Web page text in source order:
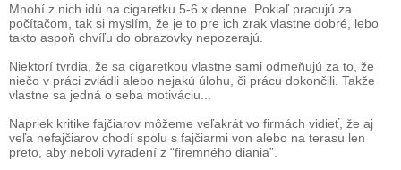
Mnohí z nich idú na cigaretku 5-6 x denne. Pokiaľ pracujú za
počítačom, tak si myslím, že je to pre ich zrak vlastne dobré, lebo
takto aspoň chvíľu do obrazovky nepozerajú.
Niektorí tvrdia, že sa cigaretkou vlastne sami odmeňujú za to, že
niečo v práci zvládli alebo nejakú úlohu, či prácu dokončili. Takže
vlastne sa jedná o seba motiváciu...
Napriek kritike fajčiarov môžeme veľakrát vo firmách vidieť, že aj
veľa nefajčiarov chodí spolu s fajčiarmi von alebo na terasu len
preto, aby neboli vyradení z “firemného diania”.